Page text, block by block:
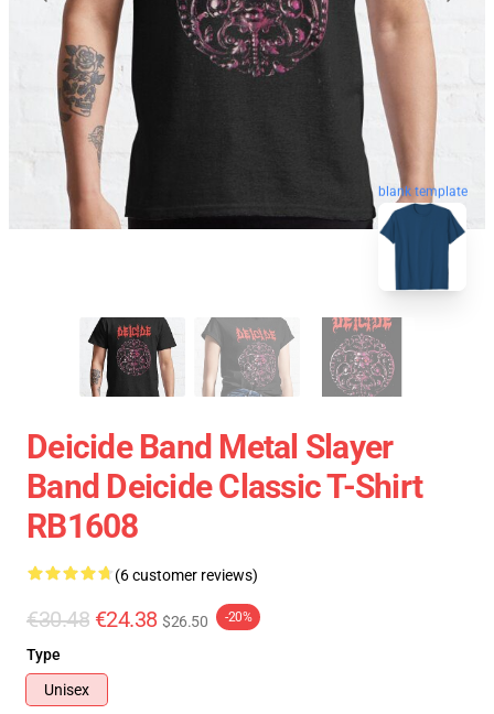
blank template
Deicide Band Metal Slayer
Band Deicide Classic T-Shirt
RB1608
(6 customer reviews)
€30.48 €24.38 $26.50 -20%
Type
Unisex